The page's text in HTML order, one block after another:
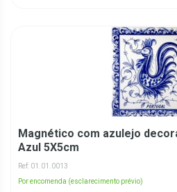
Magnético com azulejo
Azul 5X5cm
Ref: 01.01.0013
Por encomenda (esclarecimento prévio)